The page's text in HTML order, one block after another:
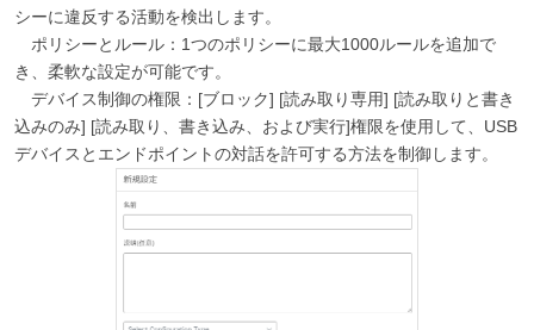
シーに違反する活動を検出します。
ポリシーとルール：1つのポリシーに最大1000ルールを追加で
き、柔軟な設定が可能です。
デバイス制御の権限：[ブロック] [読み取り専用] [読み取りと書き
込みのみ] [読み取り、書き込み、および実行]権限を使用して、USB
デバイスとエンドポイントの対話を許可する方法を制御します。